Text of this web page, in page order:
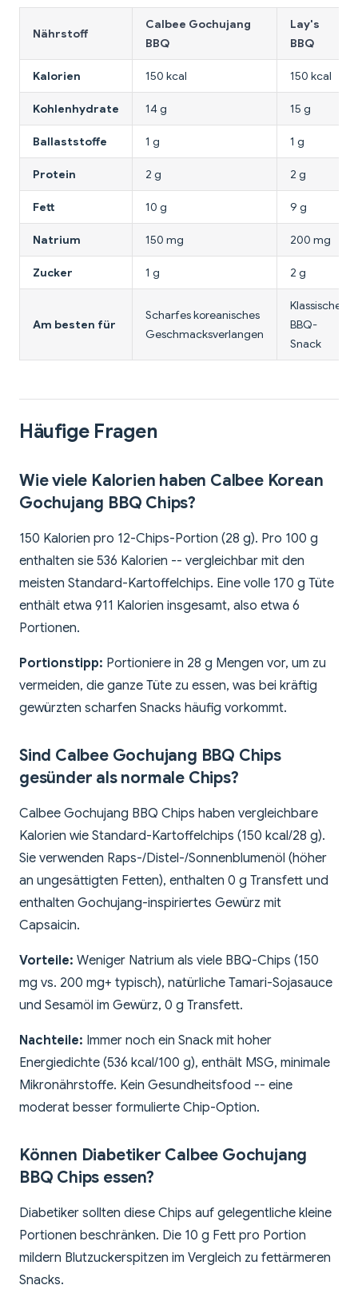
Nährstoff
Calbee Gochujang
BBQ
Lay's
BBQ
Kalorien 150 kcal 150 kcal
Kohlenhydrate 14 g 15 g
Ballaststoffe 1 g 1 g
Protein 2 g 2 g
Fett 10 g 9 g
Natrium 150 mg 200 mg
Zucker 1 g 2 g
Am besten für
Scharfes koreanisches
Geschmacksverlangen
Klassischer
BBQ-
Snack
Häufige Fragen
Wie viele Kalorien haben Calbee Korean
Gochujang BBQ Chips?
150 Kalorien pro 12-Chips-Portion (28 g). Pro 100 g
enthalten sie 536 Kalorien -- vergleichbar mit den
meisten Standard-Kartoffelchips. Eine volle 170 g Tüte
enthält etwa 911 Kalorien insgesamt, also etwa 6
Portionen.
Portionstipp: Portioniere in 28 g Mengen vor, um zu
vermeiden, die ganze Tüte zu essen, was bei kräftig
gewürzten scharfen Snacks häufig vorkommt.
Sind Calbee Gochujang BBQ Chips
gesünder als normale Chips?
Calbee Gochujang BBQ Chips haben vergleichbare
Kalorien wie Standard-Kartoffelchips (150 kcal/28 g).
Sie verwenden Raps-/Distel-/Sonnenblumenöl (höher
an ungesättigten Fetten), enthalten 0 g Transfett und
enthalten Gochujang-inspiriertes Gewürz mit
Capsaicin.
Vorteile: Weniger Natrium als viele BBQ-Chips (150
mg vs. 200 mg+ typisch), natürliche Tamari-Sojasauce
und Sesamöl im Gewürz, 0 g Transfett.
Nachteile: Immer noch ein Snack mit hoher
Energiedichte (536 kcal/100 g), enthält MSG, minimale
Mikronährstoffe. Kein Gesundheitsfood -- eine
moderat besser formulierte Chip-Option.
Können Diabetiker Calbee Gochujang
BBQ Chips essen?
Diabetiker sollten diese Chips auf gelegentliche kleine
Portionen beschränken. Die 10 g Fett pro Portion
mildern Blutzuckerspitzen im Vergleich zu fettärmeren
Snacks.